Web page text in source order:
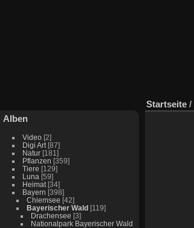
Alben
Video[2]
Digi Art[87]
Natur[181]
Pflanzen [359]
Tiere [129]
Luna [59]
Heimat[34]
Bayern [398]
Chiemsee [42]
Bayerischer Wald[119]
Drachensee [3]
Nationalpark Bayerischer Wald
Startseite /